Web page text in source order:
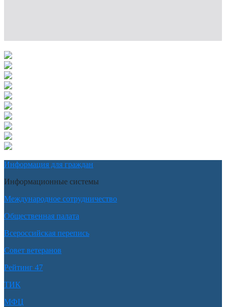
Информация для граждан
Информационные системы
Международное сотрудничество
Общественная палата
Всероссийская перепись
Совет ветеранов
Рейтинг 47
ТИК
МФЦ